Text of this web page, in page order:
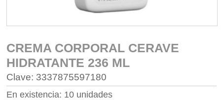
CREMA CORPORAL CERAVE
HIDRATANTE 236 ML
Clave: 3337875597180
En existencia: 10 unidades